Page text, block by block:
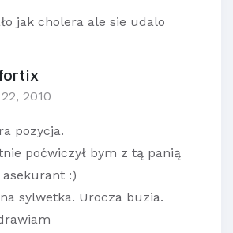
jak cholera ale sie udalo
2010
pozycja.
poćwiczył bym z tą panią
asekurant :)
sylwetka. Urocza buzia.